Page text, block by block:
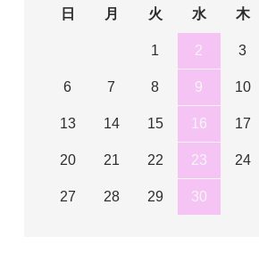
日
月 火 水 木
1 2 3
6 7 8 9 10
13 14 15 16 17
20 21 22 23 24
27 28 29 30